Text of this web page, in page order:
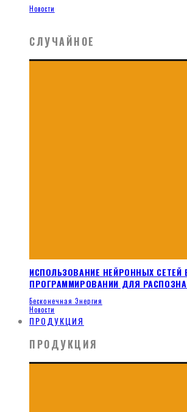
Новости
СЛУЧАЙНОЕ
ИСПОЛЬЗОВАНИЕ НЕЙРОННЫХ СЕТЕЙ
ПРОГРАММИРОВАНИИ ДЛЯ
Бесконечная Энергия
Новости
ПРОДУКЦИЯ
ПРОДУКЦИЯ